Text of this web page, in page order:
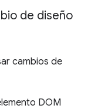
de diseño
cambios de
DOM